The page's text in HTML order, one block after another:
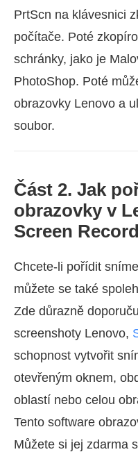
PrtScn na klávesnici
počítače. Poté
schránky, jako je
PhotoShop. Poté
obrazovky Lenovo a
soubor.
Část 2. Jak
obrazovky v
Screen
Chcete-li pořídit
můžete se také
Zde důrazně
screenshoty Lenovo,
schopnost vytvořit
otevřeným oknem,
oblastí nebo celou
Tento software
Můžete si jej zdarma